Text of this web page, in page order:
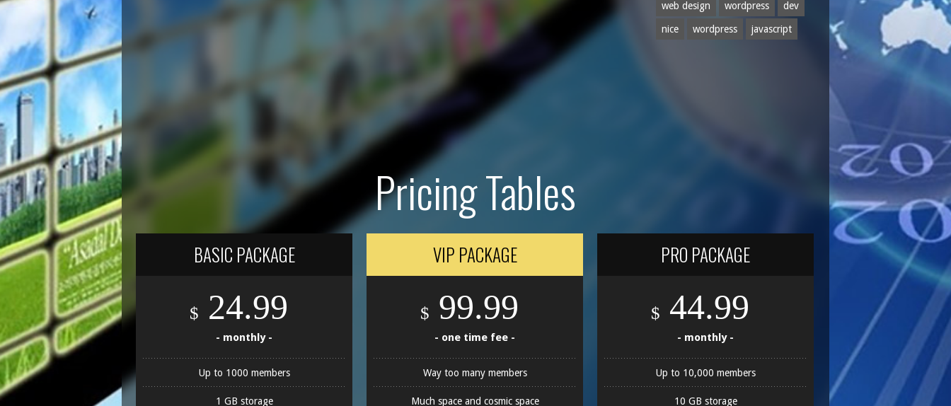
web design wordpress dev
nice wordpress javascript
Pricing Tables
BASIC PACKAGE
$ 24.99
- monthly -
Up to 1000 members
1 GB storage
VIP PACKAGE
$ 99.99
- one time fee -
Way too many members
Much space and cosmic space
PRO PACKAGE
$ 44.99
- monthly -
Up to 10,000 members
10 GB storage